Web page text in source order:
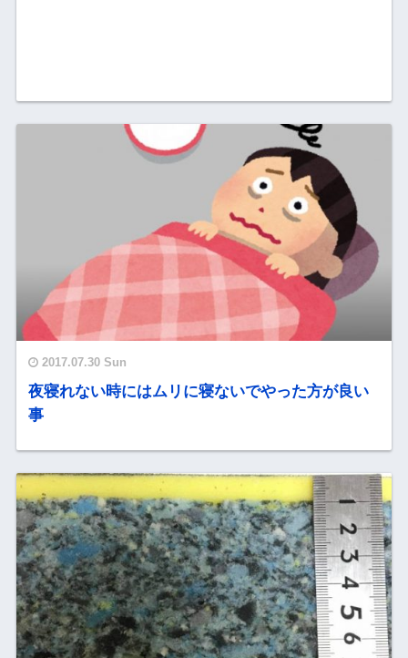
2017.07.30 Sun
夜寝れない時にはムリに寝ないでやった方が良い
事